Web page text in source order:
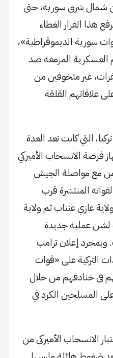
شمال شرق سورية، حتى
هذا القرار الغطاء
سورية الديموقراطية»،
العسكرية المزمعة ضد
غير متخوفين من
علاقاتهم القلقة
التي كانت تعد العدة
فرصة الانسحاب الأميركي
مع مواصلة الجيش
المنتشرة قرب
غازي عنتاب ثم ولاية
لشن عملية جديدة
إعلان ترامب
التركية على «قوات
في خنادقهم من خلال
المسلحين الكرد في
الانسحاب الأميركي من